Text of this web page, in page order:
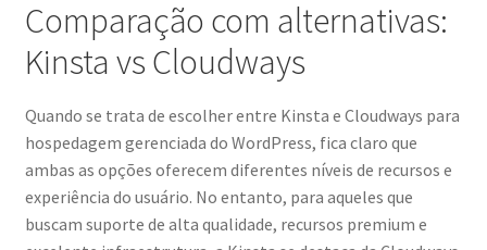
Comparação com alternativas:
Kinsta vs Cloudways
Quando se trata de escolher entre Kinsta e Cloudways para
hospedagem gerenciada do WordPress, fica claro que
ambas as opções oferecem diferentes níveis de recursos e
experiência do usuário. No entanto, para aqueles que
buscam suporte de alta qualidade, recursos premium e